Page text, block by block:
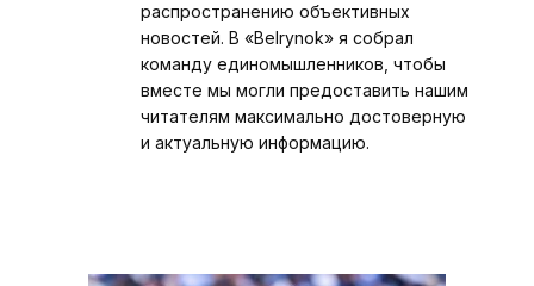
распространению объективных
новостей. В «Belrynok» я собрал
команду единомышленников, чтобы
вместе мы могли предоставить нашим
читателям максимально достоверную
и актуальную информацию.